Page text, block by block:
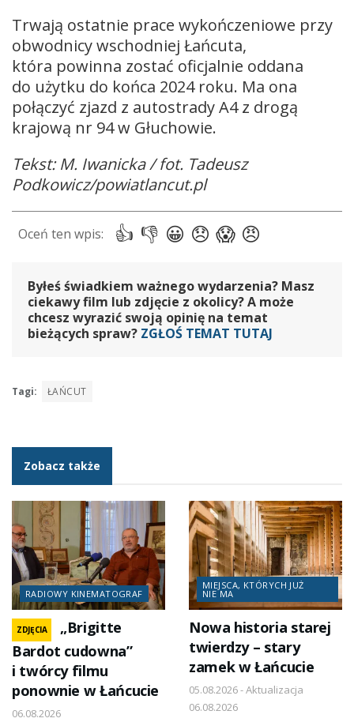
Trwają ostatnie prace wykończeniowe przy
obwodnicy wschodniej Łańcuta,
która powinna zostać oficjalnie oddana
do użytku do końca 2024 roku. Ma ona
połączyć zjazd z autostrady A4 z drogą
krajową nr 94 w Głuchowie.
Tekst: M. Iwanicka / fot. Tadeusz
Podkowicz/powiatlancut.pl
Byłeś świadkiem ważnego wydarzenia? Masz
ciekawy film lub zdjęcie z okolicy? A może
chcesz wyrazić swoją opinię na temat
bieżących spraw? ZGŁOŚ TEMAT TUTAJ
Tagi: ŁAŃCUT
Zobacz także
RADIOWY KINEMATOGRAF
ZDJĘCIA
„Brigitte
Bardot cudowna”
i twórcy filmu
ponownie w Łańcucie
06.08.2026
MIEJSCA, KTÓRYCH JUŻ
NIE MA
Nowa historia starej
twierdzy – stary
zamek w Łańcucie
05.08.2026 - Aktualizacja
06.08.2026